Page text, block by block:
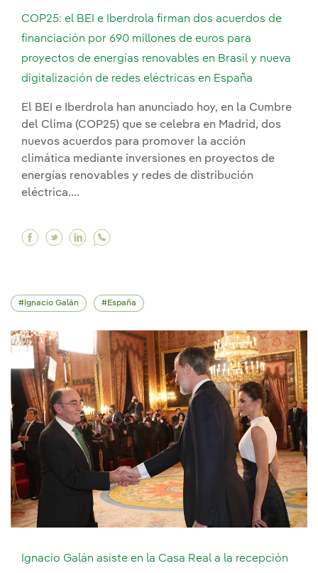
COP25: el BEI e Iberdrola firman dos acuerdos de
financiación por 690 millones de euros para
proyectos de energías renovables en Brasil y nueva
digitalización de redes eléctricas en España
El BEI e Iberdrola han anunciado hoy, en la Cumbre
del Clima (COP25) que se celebra en Madrid, dos
nuevos acuerdos para promover la acción
climática mediante inversiones en proyectos de
energías renovables y redes de distribución
eléctrica....
Facebook COP25: el BEI e Iberdrola firman
Twitter COP25: el BEI e Iberdrola firman
Linkedin COP25: el BEI e Iberdrola
Ignacio Galán España
Ignacio Galán asiste en la Casa Real a la recepción